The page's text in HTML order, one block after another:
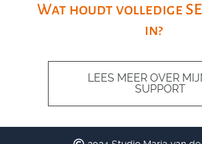
Wat houdt volledige
in?
LEES MEER OVER
SUPPORT